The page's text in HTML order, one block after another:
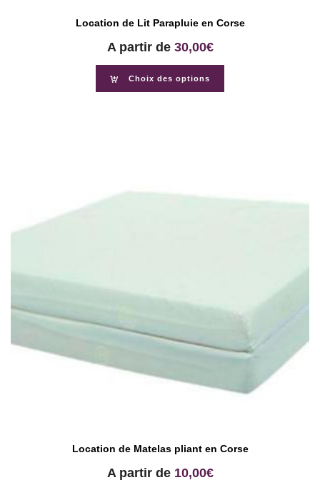
Location de Lit Parapluie en Corse
A partir de 30,00€
Choix des options
Location de Matelas pliant en Corse
A partir de 10,00€